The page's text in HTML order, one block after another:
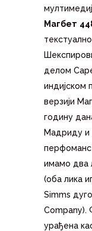
Магбет
делом
индијском
верзији
годину
Мадриду и
перфоманс
имамо два
(оба лика
Simms
Company).
урађена